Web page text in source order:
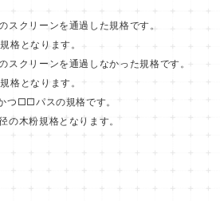
クリーンを通過した規格です。
となります。
クリーンを通過しなかった規格です。
となります。
□□パスの規格です。
木粉規格となります。